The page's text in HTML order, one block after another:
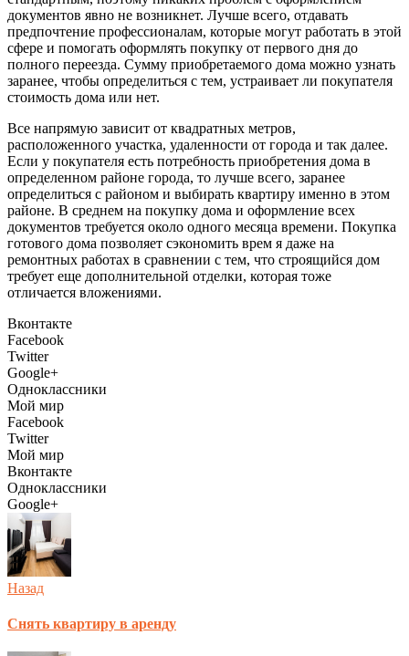
документов явно не возникнет. Лучше всего, отдавать
предпочтение профессионалам, которые могут работать в этой
сфере и помогать оформлять покупку от первого дня до
полного переезда. Сумму приобретаемого дома можно узнать
заранее, чтобы определиться с тем, устраивает ли покупателя
стоимость дома или нет.
Все напрямую зависит от квадратных метров,
расположенного участка, удаленности от города и так далее.
Если у покупателя есть потребность приобретения дома в
определенном районе города, то лучше всего, заранее
определиться с районом и выбирать квартиру именно в этом
районе. В среднем на покупку дома и оформление всех
документов требуется около одного месяца времени. Покупка
готового дома позволяет сэкономить врем я даже на
ремонтных работах в сравнении с тем, что строящийся дом
требует еще дополнительной отделки, которая тоже
отличается вложениями.
Вконтакте
Facebook
Twitter
Google+
Одноклассники
Мой мир
Facebook
Twitter
Мой мир
Вконтакте
Одноклассники
Google+
Назад
Снять квартиру в аренду